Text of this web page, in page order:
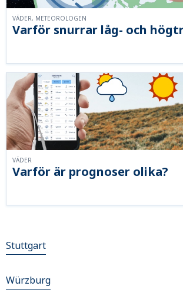
Varför snurrar låg- och
VÄDER, METEOROLOGEN
Varför är prognoser olika?
VÄDER
Stuttgart
Würzburg